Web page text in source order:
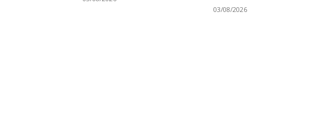
03/08/2026